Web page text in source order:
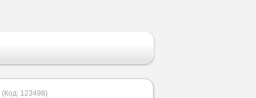
(Код: 123498)